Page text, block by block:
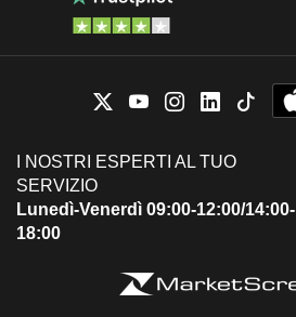
I NOSTRI ESPERTI AL TUO
SERVIZIO
Lunedì-Venerdì 09:00-12:00/14:00-
18:00